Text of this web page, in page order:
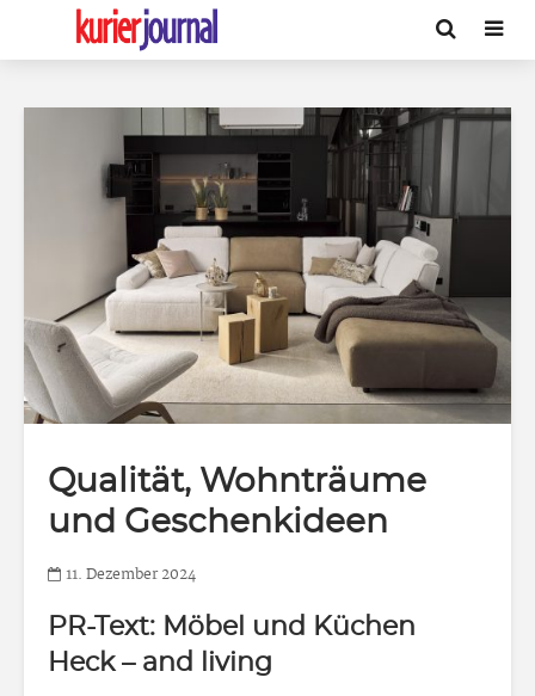
Qualität, Wohnträume
und Geschenkideen
11. Dezember 2024
PR-Text: Möbel und Küchen
Heck – and living